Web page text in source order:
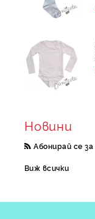
Новини
Абонирай се
Виж всички